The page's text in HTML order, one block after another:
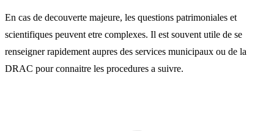
En cas de decouverte majeure, les questions patrimoniales et
scientifiques peuvent etre complexes. Il est souvent utile de se
renseigner rapidement aupres des services municipaux ou de la
DRAC pour connaitre les procedures a suivre.